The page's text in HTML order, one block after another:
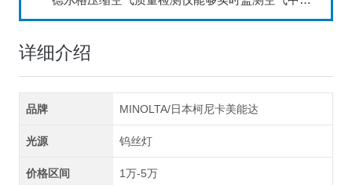
详细介绍
品牌 MINOLTA/日本柯尼卡美能达
光源 钨丝灯
价格区间 1万-5万